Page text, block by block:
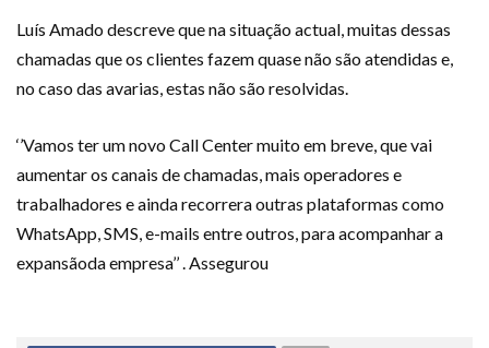
Luís Amado descreve que na situação actual, muitas dessas
chamadas que os clientes fazem quase não são atendidas e,
no caso das avarias, estas não são resolvidas.
‘’Vamos ter um novo Call Center muito em breve, que vai
aumentar os canais de chamadas, mais operadores e
trabalhadores e ainda recorrera outras plataformas como
WhatsApp, SMS, e-mails entre outros, para acompanhar a
expansãoda empresa’’ . Assegurou